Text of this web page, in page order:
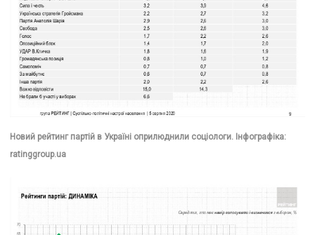
Новий рейтинг партій в Україні оприлюднили соціологи. Інфографіка:
ratinggroup.ua